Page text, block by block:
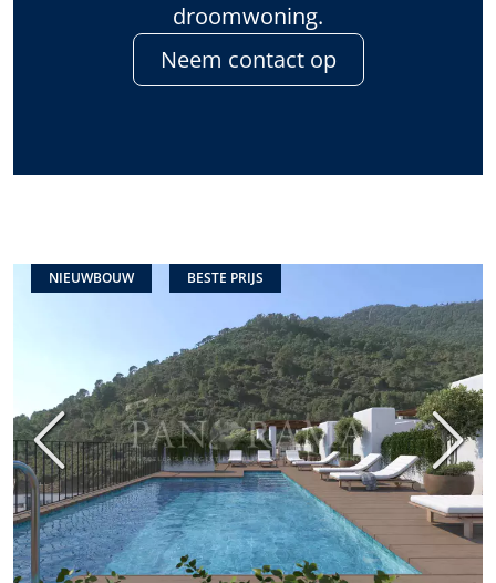
droomwoning.
Neem contact op
NIEUWBOUW BESTE PRIJS
Vorige